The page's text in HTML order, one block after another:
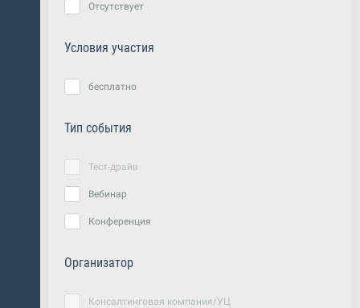
Отсутствует
Условия участия
бесплатно
Тип события
Тест-драйв
Вебинар
Конференция
Организатор
Консалтинговая компания/УЦ